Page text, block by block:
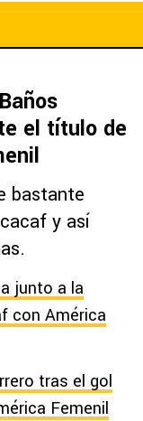
el título de
bastante
y así
junto a la
con América
tras el gol
Femenil